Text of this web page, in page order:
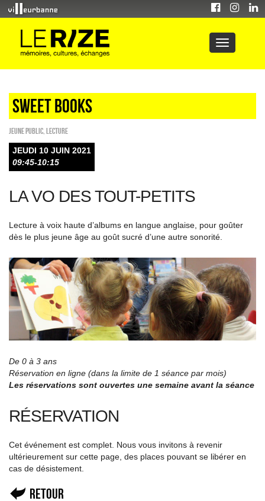
Sweet Books
Jeune public Lecture
JEUDI 10 JUIN 2021
09:45-10:15
LA VO DES TOUT-PETITS
Lecture à voix haute d’albums en langue anglaise, pour goûter
dès le plus jeune âge au goût sucré d’une autre sonorité.
De 0 à 3 ans
Réservation en ligne (dans la limite de 1 séance par mois)
Les réservations sont ouvertes une semaine avant la séance
RÉSERVATION
Cet événement est complet. Nous vous invitons à revenir
ultérieurement sur cette page, des places pouvant se libérer en
cas de désistement.
Retour